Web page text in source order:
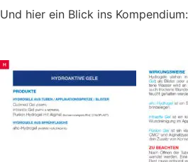
Und hier ein Blick ins Kompendium: